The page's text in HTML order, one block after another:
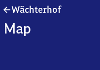
WächterhofWächterhof
Map